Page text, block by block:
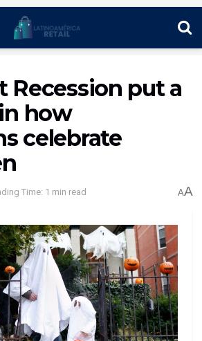
Recession put a
how
celebrate
Time: 1 min read AA